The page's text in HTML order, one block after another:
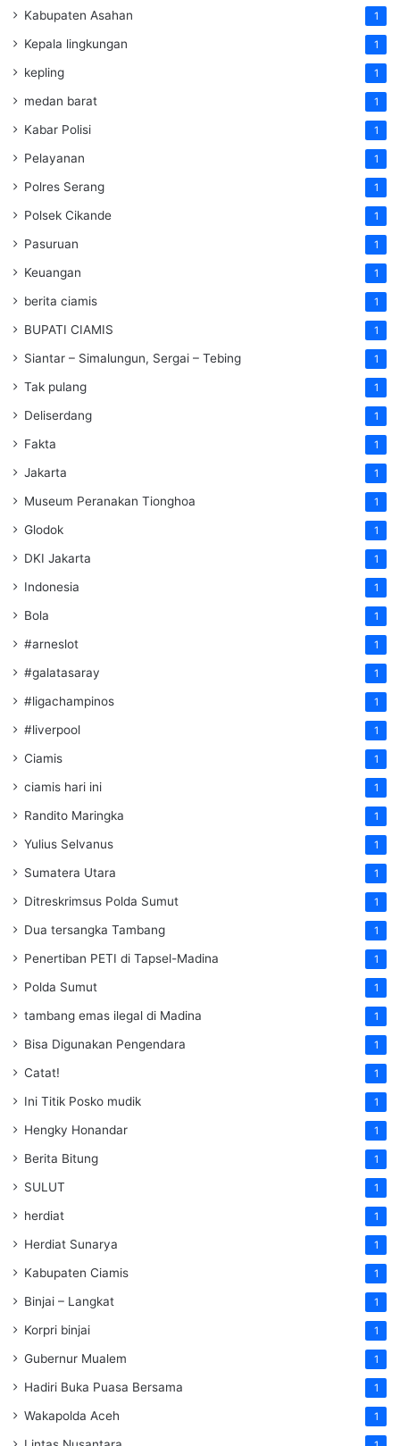
Kabupaten Asahan 1
Kepala lingkungan 1
kepling 1
medan barat 1
Kabar Polisi 1
Pelayanan 1
Polres Serang 1
Polsek Cikande 1
Pasuruan 1
Keuangan 1
berita ciamis 1
BUPATI CIAMIS 1
Siantar – Simalungun, Sergai – Tebing 1
Tak pulang 1
Deliserdang 1
Fakta 1
Jakarta 1
Museum Peranakan Tionghoa 1
Glodok 1
DKI Jakarta 1
Indonesia 1
Bola 1
#arneslot 1
#galatasaray 1
#ligachampinos 1
#liverpool 1
Ciamis 1
ciamis hari ini 1
Randito Maringka 1
Yulius Selvanus 1
Sumatera Utara 1
Ditreskrimsus Polda Sumut 1
Dua tersangka Tambang 1
Penertiban PETI di Tapsel-Madina 1
Polda Sumut 1
tambang emas ilegal di Madina 1
Bisa Digunakan Pengendara 1
Catat! 1
Ini Titik Posko mudik 1
Hengky Honandar 1
Berita Bitung 1
SULUT 1
herdiat 1
Herdiat Sunarya 1
Kabupaten Ciamis 1
Binjai – Langkat 1
Korpri binjai 1
Gubernur Mualem 1
Hadiri Buka Puasa Bersama 1
Wakapolda Aceh 1